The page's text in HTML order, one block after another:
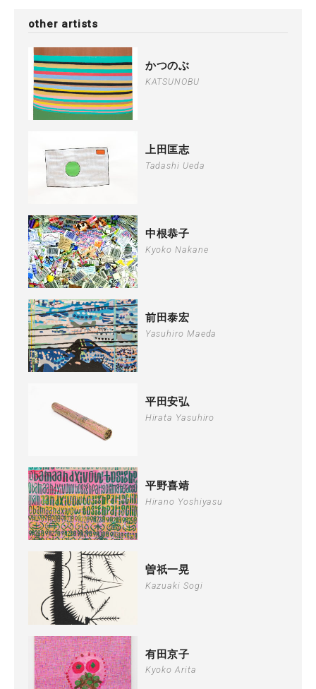
other artists
かつのぶ
KATSUNOBU
上田匡志
Tadashi Ueda
中根恭子
Kyoko Nakane
前田泰宏
Yasuhiro Maeda
平田安弘
Hirata Yasuhiro
平野喜靖
Hirano Yoshiyasu
曽祇一晃
Kazuaki Sogi
有田京子
Kyoko Arita